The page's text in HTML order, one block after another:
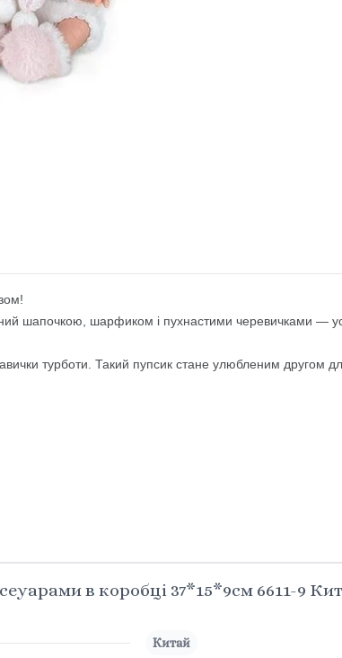
шапочкою, шарфиком і пухнастими черевичками —
турботи. Такий пупсик стане улюбленим другом
в коробці 37*15*9см 6611-9
Китай